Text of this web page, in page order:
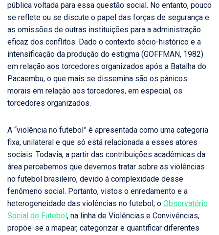
pública voltada para essa questão social. No entanto, pouco
se reflete ou se discute o papel das forças de segurança e
as omissões de outras instituições para a administração
eficaz dos conflitos. Dado o contexto sócio-histórico e a
intensificação da produção do estigma (GOFFMAN, 1982)
em relação aos torcedores organizados após a Batalha do
Pacaembu, o que mais se dissemina são os pânicos
morais em relação aos torcedores, em especial, os
torcedores organizados.
A “violência no futebol” é apresentada como uma categoria
fixa, unilateral e que só está relacionada a esses atores
sociais. Todavia, a partir das contribuições acadêmicas da
área percebemos que devemos tratar sobre as violências
no futebol brasileiro, devido à complexidade desse
fenômeno social. Portanto, vistos o enredamento e a
heterogeneidade das violências no futebol, o Observatório
Social do Futebol , na linha de Violências e Convivências,
propõe-se a mapear, categorizar e quantificar diferentes